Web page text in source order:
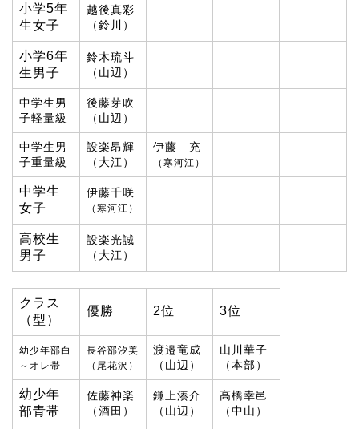
小学5年
生女子
越後真彩
（鈴川）
小学6年
生男子
鈴木琉斗
（山辺）
中学生男
子軽量級
後藤芽吹
（山辺）
中学生男
子重量級
設楽昂輝
（大江）
伊藤 充
（寒河江）
中学生
女子
伊藤千咲
（寒河江）
高校生
男子
設楽光誠
（大江）
クラス
（型）
優勝 2位 3位
幼少年部白
～オレ帯
長谷部汐美
（尾花沢）
渡邉竜成
（山辺）
山川華子
（本部）
幼少年
部青帯
佐藤神楽
（酒田）
鎌上湊介
（山辺）
高橋幸邑
（中山）